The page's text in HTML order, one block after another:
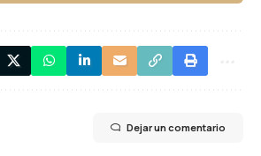
Dejar un comentario